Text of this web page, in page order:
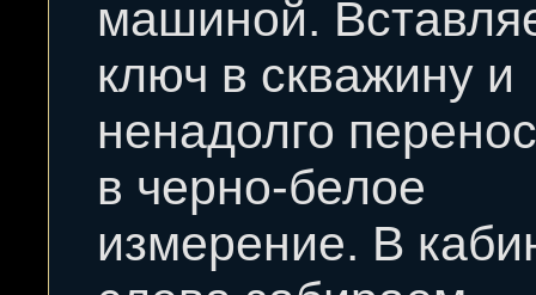
машиной.
ключ в скважину и
ненадолго
в черно-белое
измерение. В